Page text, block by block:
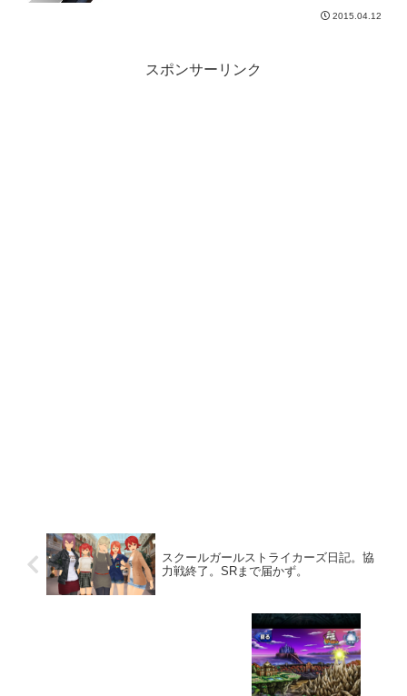
2015.04.12
スポンサーリンク
スクールガールストライカーズ日記。協
力戦終了。SRまで届かず。